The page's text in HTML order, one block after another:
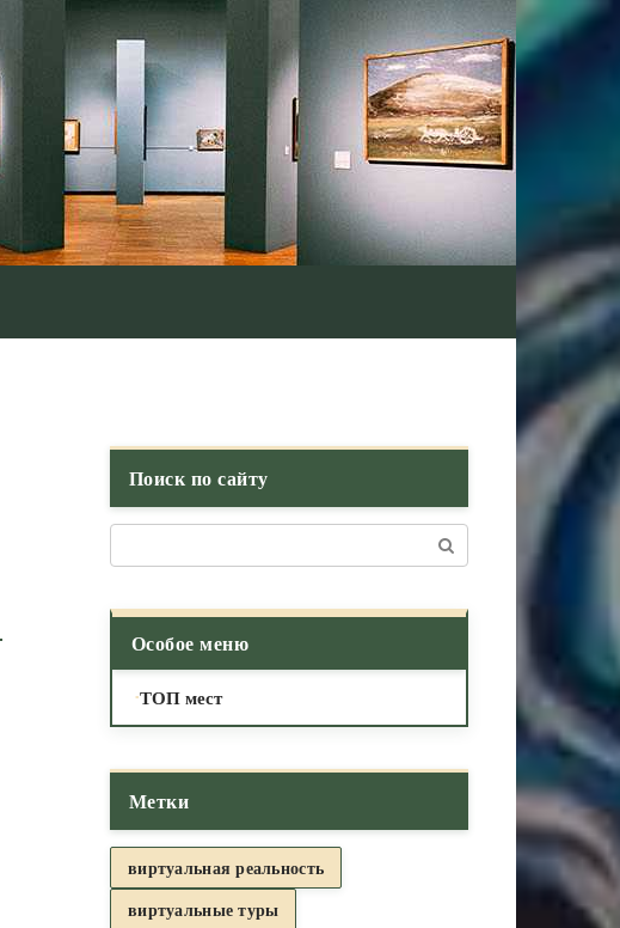
Поиск по сайту
Особое меню
ТОП мест
Метки
виртуальная реальность
виртуальные туры